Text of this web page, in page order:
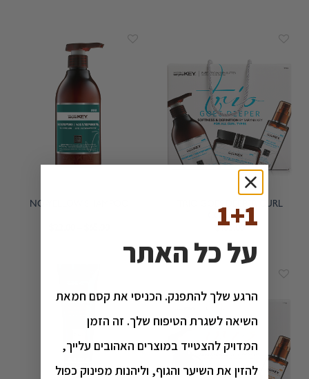
NO-YELLOW SHAMPOO
TRIO GOES DEEPER CURL
CONTROL
$105.00
1+1
על כל האתר
הרגע שלך להתפנק. הכניסי את קסם חמאת
השיאה לשגרת הטיפוח שלך. זה הזמן
המדויק להצטייד במוצרים האהובים עלייך,
להזין את השיער והגוף, וליהנות מפינוק כפול